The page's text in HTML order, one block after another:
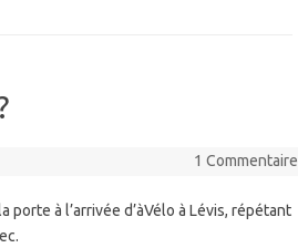
1 Commentaire
à l’arrivée d’àVélo à Lévis, répétant